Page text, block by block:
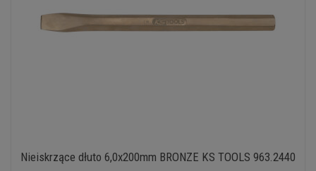
Nieiskrzące dłuto 6,0x200mm BRONZE KS TOOLS 963.2440